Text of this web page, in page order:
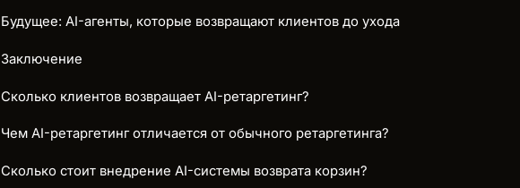
Будущее: AI-агенты, которые возвращают клиентов до ухода
Заключение
Сколько клиентов возвращает AI-ретаргетинг?
Чем AI-ретаргетинг отличается от обычного ретаргетинга?
Сколько стоит внедрение AI-системы возврата корзин?